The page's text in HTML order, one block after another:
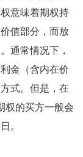
意味着期权持
值部分，而放
通常情况下，
金（含内在价
式。但是，在
权的买方一般会
。